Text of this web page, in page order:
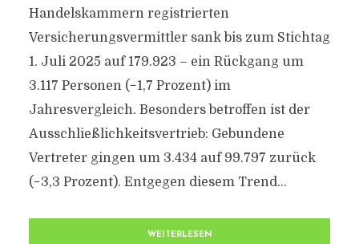
Handelskammern registrierten
Versicherungsvermittler sank bis zum Stichtag
1. Juli 2025 auf 179.923 – ein Rückgang um
3.117 Personen (−1,7 Prozent) im
Jahresvergleich. Besonders betroffen ist der
Ausschließlichkeitsvertrieb: Gebundene
Vertreter gingen um 3.434 auf 99.797 zurück
(−3,3 Prozent). Entgegen diesem Trend...
WEITERLESEN